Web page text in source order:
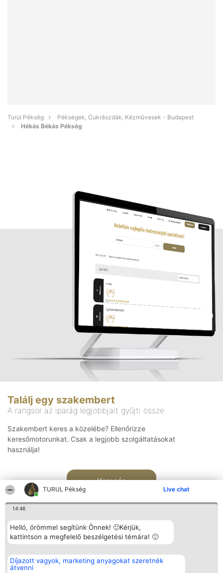
TURUL Pékség Live chat
14:46
Helló, örömmel segítünk Önnek! 🙂Kérjük,
kattintson a megfelelő beszélgetési témára! 🙂
Díjazott vagyok, marketing anyagokat szeretnék
átvenni
Turul Pékség
Pékségek, Cukrászdák, Kézművesek - Budapest
Hékás Békás Pékség
Találj egy szakembert
A rangsor az iparág legjobbjait gyűjti össze
Szakembert keres a közelébe? Ellenőrizze
keresőmotorunkat. Csak a legjobb szolgáltatásokat
használja!
Keresés
Rangsorszervező
SC Beautiful Company S.R.L.
Bulevardul Aleea Timișul De
Népszavazás
Nyertesek
Elérhetőség
Elérhetőség